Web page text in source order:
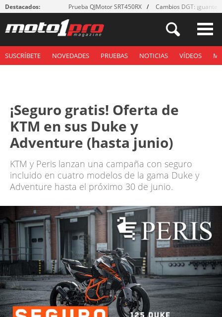
Destacados: Prueba QJMotor SRT450RX Cambios DGT: ¡guantes!
SUSCRÍBETE NOVEDADES PRUEBAS NOTICIAS VÍDEOS
¡Seguro gratis! Oferta de
KTM en sus Duke y
Adventure (hasta junio)
KTM y Peris lanzan una campaña con seguro
incluido en cuatro modelos de la gama Duke y
Adventure hasta el próximo 30 de junio.